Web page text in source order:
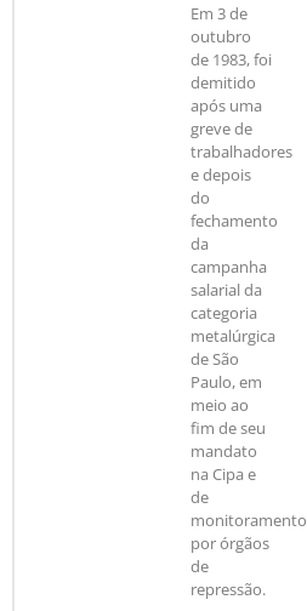
Em 3 de
outubro
de 1983, foi
demitido
após uma
greve de
trabalhadores
e depois
do
fechamento
da
campanha
salarial da
categoria
metalúrgica
de São
Paulo, em
meio ao
fim de seu
mandato
na Cipa e
de
monitoramento
por órgãos
de
repressão.